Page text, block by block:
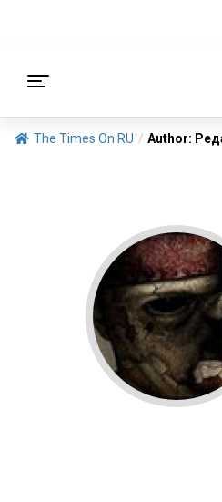
The Times On RU / Author: